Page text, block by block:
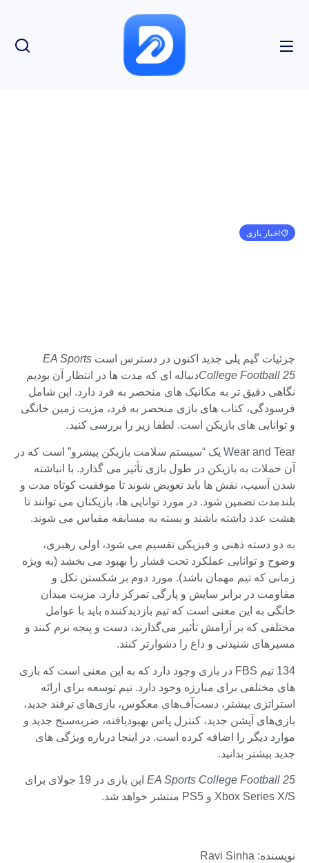
اخبار بازی
جزئیات گیم پلی جدید اکنون در دسترس است EA Sports
College Football 25دنباله ای که مدت ها در انتظار آن بودیم
نگاهی دقیق تر به مکانیک های منحصر به فرد دارد. این شامل
فرسودگی، کتاب های بازی منحصر به فرد، مزیت زمین خانگی
و توانایی های بازیکن است. لطفا زیر را بررسی کنید.
Wear and Tear یک “سیستم سلامت بازیکن پیشرو” است که در
آن حملات به بازیکن در طول بازی تأثیر می گذارد. با انباشته
شدن آسیب، نقش ها باید تعویض شوند تا موفقیت کوتاه مدت و
بلندمدت تضمین شود. در مورد توانایی ها، بازیکنان می توانند تا
هشت عدد داشته باشند و بسته به مسابقه مقیاس می شوند.
به دو دسته ذهنی و فیزیکی تقسیم می شود، اولی رهبری،
وضوح و توانایی عملکرد تحت فشار را بهبود می بخشد (به ویژه
زمانی که تیم مهمان باشد). مورد دوم بر شکستن تکل و
مقاومت در برابر سایش و پارگی تمرکز دارد. مزیت میدان
خانگی به این معنی است که تیم بازدیدکننده باید با عوامل
مختلفی که بر آرامش تأثیر می‌گذارند، دست و پنجه نرم کنند و
مسیرهای شنیدنی و داغ را دشوارتر کنند.
134 تیم FBS در بازی وجود دارد که به این معنی است که بازی
های مختلفی برای مبارزه وجود دارد. تیم توسعه برای ارائه
استراتژی بیشتر، دست‌آف‌های معکوس، بازی‌های ترفند جدید،
بازی‌های آپشن جدید، کنترل پاس بهبودیافته، ضربه‌سنج جدید و
موارد دیگر را اضافه کرده است. در اینجا درباره ویژگی های
جدید بیشتر بدانید.
EA Sports College Football 25
این بازی در 19 جولای برای
Xbox Series X/S و PS5 منتشر خواهد شد.
نویسنده: Ravi Sinha